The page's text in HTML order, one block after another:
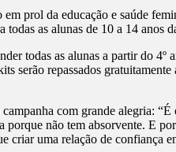
prol da educação e saúde
as alunas de 10 a 14 anos
todas as alunas a partir do
serão repassados
com grande alegria:
porque não tem absorvente. E
criar uma relação de confiança